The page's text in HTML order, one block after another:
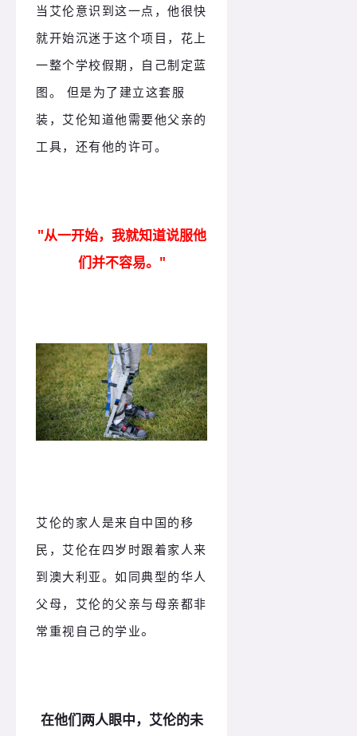
当艾伦意识到这一点，他很快
就开始沉迷于这个项目，花上
一整个学校假期，自己制定蓝
图。 但是为了建立这套服
装，艾伦知道他需要他父亲的
工具，还有他的许可。
"从一开始，我就知道说服他
们并不容易。 "
艾伦的家人是来自中国的移
民，艾伦在四岁时跟着家人来
到澳大利亚。如同典型的华人
父母，艾伦的父亲与母亲都非
常重视自己的学业。
在他们两人眼中，艾伦的未